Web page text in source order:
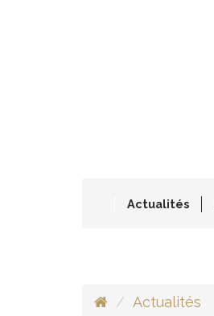
Actualités
Actualités